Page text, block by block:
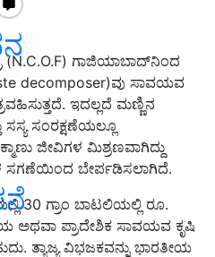
(N.C.O.F) ಗಾಜಿಯಾಬಾದ್‌ನಿಂದ
decomposer)ವು ಸಾವಯವ
ಇದಲ್ಲದೆ ಮಣ್ಣಿನ
ಸಂರಕ್ಷಣೆಯಲ್ಲೂ
ಜೀವಿಗಳ ಮಿಶ್ರಣವಾಗಿದ್ದು
ಸಗಣೆಯಿಂದ ಬೇರ್ಪಡಿಸಲಾಗಿದೆ.
30 ಗ್ರಾಂ ಬಾಟಲಿಯಲ್ಲಿ ರೂ.
ಅಥವಾ ಪ್ರಾದೇಶಿಕ ಸಾವಯವ ಕೃಷಿ
ತ್ಯಾಜ್ಯ ವಿಭಜಕವನ್ನು ಭಾರತೀಯ